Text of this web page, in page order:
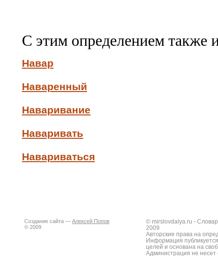
С этим определением также
Навар
Наваренный
Наваривание
Наваривать
Навариваться
Создание сайта — Алексей Попов
© 2009
© mirslovdalya.ru -
2009
Авторские права на
Информация
целей и основана на
Администрация не несет